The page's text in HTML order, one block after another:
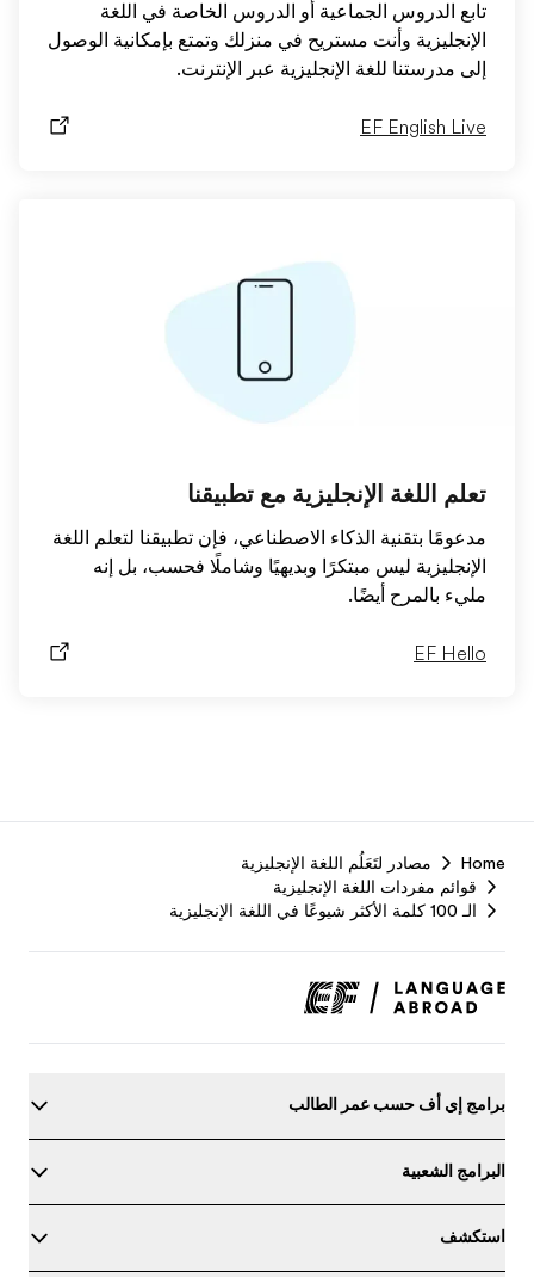
تابع الدروس الجماعية أو الدروس الخاصة في اللغة
الإنجليزية وأنت مستريح في منزلك وتمتع بإمكانية الوصول
إلى مدرستنا للغة الإنجليزية عبر الإنترنت.
EF English Live
تعلم اللغة الإنجليزية مع تطبيقنا
مدعومًا بتقنية الذكاء الاصطناعي، فإن تطبيقنا لتعلم اللغة
الإنجليزية ليس مبتكرًا وبديهيًا وشاملًا فحسب، بل إنه
مليء بالمرح أيضًا.
EF Hello
Home
مصادر لتَعَلُم اللغة الإنجليزية
قوائم مفردات اللغة الإنجليزية
الـ 100 كلمة الأكثر شيوعًا في اللغة الإنجليزية
برامج إي أف حسب عمر الطالب
البرامج الشعبية
استكشف